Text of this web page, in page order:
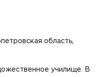
область,
училище. В